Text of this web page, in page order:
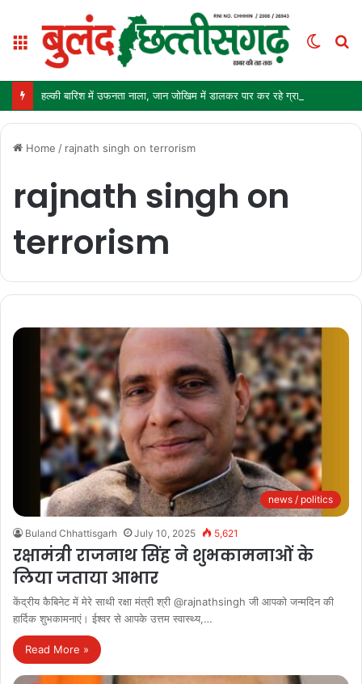
Menu
Switch
Home / rajnath singh on terrorism
rajnath singh on
terrorism
news / politics
Buland Chhattisgarh July 10, 2025 5,621
रक्षामंत्री राजनाथ सिंह ने शुभकामनाओं के
लिया जताया आभार
केंद्रीय कैबिनेट में मेरे साथी रक्षा मंत्री श्री @rajnathsingh जी आपको जन्मदिन की
हार्दिक शुभकामनाएं। ईश्वर से आपके उत्तम स्वास्थ्य,…
Read More »